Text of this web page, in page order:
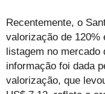
Recentemente, o
valorização de 120%
listagem no mercado
informação foi dada
valorização, que